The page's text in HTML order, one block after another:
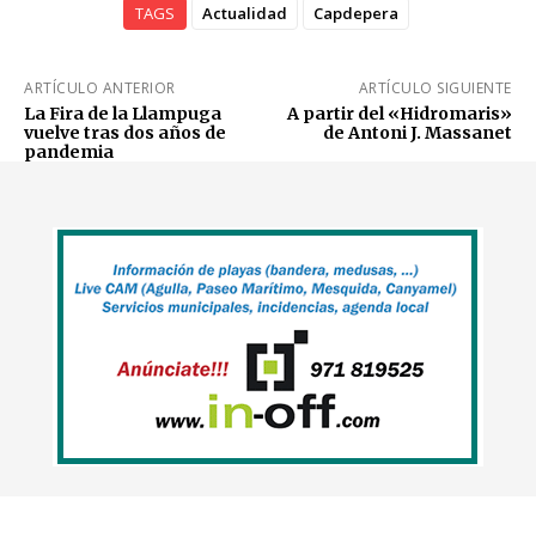
TAGS Actualidad Capdepera
ARTÍCULO ANTERIOR
La Fira de la Llampuga
vuelve tras dos años de
pandemia
ARTÍCULO SIGUIENTE
A partir del «Hidromaris»
de Antoni J. Massanet